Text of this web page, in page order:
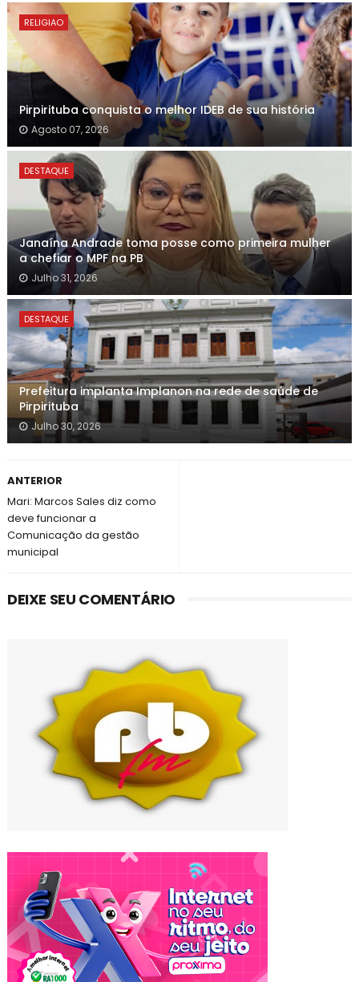
RELIGIAO
Pirpirituba conquista o melhor IDEB de sua história
Agosto 07, 2026
DESTAQUE
Janaína Andrade toma posse como primeira mulher
a chefiar o MPF na PB
Julho 31, 2026
DESTAQUE
Prefeitura implanta Implanon na rede de saúde de
Pirpirituba
Julho 30, 2026
ANTERIOR
Mari: Marcos Sales diz como
deve funcionar a
Comunicação da gestão
municipal
DEIXE SEU COMENTÁRIO